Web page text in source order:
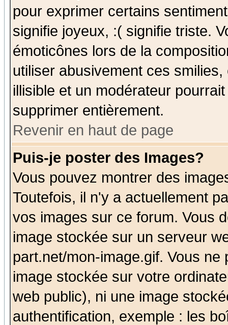
pour exprimer certains
signifie joyeux, :( signifie triste.
émoticônes lors de la
utiliser abusivement ces
illisible et un modérateur
supprimer entièrement.
Revenir en haut de page
Puis-je poster des Images?
Vous pouvez montrer des
Toutefois, il n'y a actuellement
vos images sur ce forum. Vous
image stockée sur un serveur
part.net/mon-image.gif. Vous
image stockée sur votre
web public), ni une image
authentification, exemple : les